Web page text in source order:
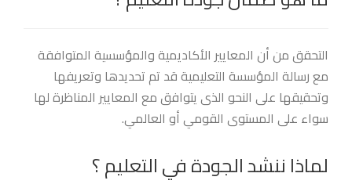
التحقق من أن المعايير الأكاديمية والمؤسسية المتوافقة
مع رسالة المؤسسة التعليمية قد تم تحديدها وتعريفها
وتحقيقها على النحو الذى يتوافق مع المعايير المناظرة لها
سواء على المستوى القومي أو العالمي.
لماذا ننشد الجودة في التعليم ؟